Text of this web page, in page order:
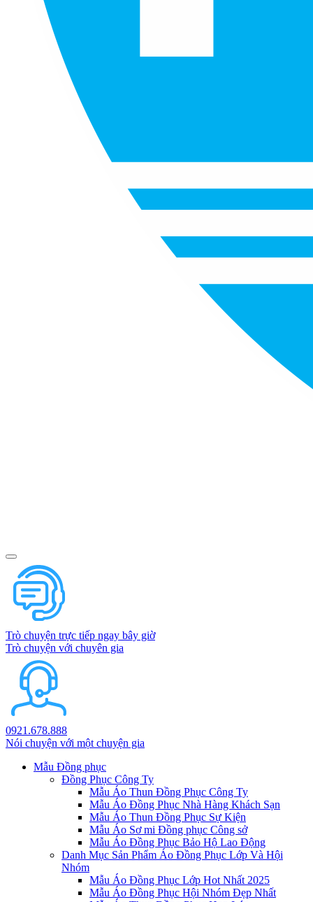
Trò chuyện trực tiếp ngay bây giờ
Trò chuyện với chuyên gia
0921.678.888
Nói chuyện với một chuyện gia
Mẫu Đồng phục
Đồng Phục Công Ty
Mẫu Áo Thun Đồng Phục Công Ty
Mẫu Áo Đồng Phục Nhà Hàng Khách Sạn
Mẫu Áo Thun Đồng Phục Sự Kiện
Mẫu Áo Sơ mi Đồng phục Công sở
Mẫu Áo Đồng Phục Bảo Hộ Lao Động
Danh Mục Sản Phẩm Áo Đồng Phục Lớp Và Hội
Nhóm
Mẫu Áo Đồng Phục Lớp Hot Nhất 2025
Mẫu Áo Đồng Phục Hội Nhóm Đẹp Nhất